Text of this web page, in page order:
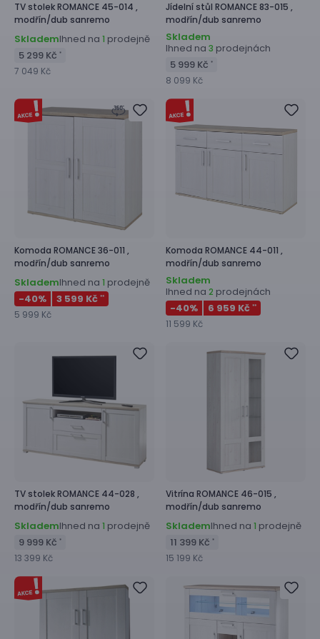
TV stolekROMANCE 45-014 ,
modřín/dub sanremo
SklademIhned na 1 prodejně
5 299 Kč *
7 049 Kč
Jídelní stůl ROMANCE 83-015 ,
modřín/dub sanremo
Skladem
Ihned na 3 prodejnách
5 999 Kč *
8 099 Kč
Komoda ROMANCE 36-011 ,
modřín/dub sanremo
SklademIhned na 1 prodejně
-40% 3 599 Kč **
5 999 Kč
Komoda ROMANCE 44-011 ,
modřín/dub sanremo
Skladem
Ihned na 2 prodejnách
-40% 6 959 Kč **
11 599 Kč
TV stolekROMANCE 44-028 ,
modřín/dub sanremo
SklademIhned na 1 prodejně
9 999 Kč *
13 399 Kč
Vitrína ROMANCE 46-015 ,
modřín/dub sanremo
SklademIhned na 1 prodejně
11 399 Kč *
15 199 Kč